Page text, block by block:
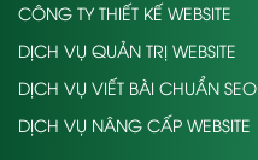
CÔNG TY THIẾT KẾ WEBSITE
DỊCH VỤ QUẢN TRỊ WEBSITE
DỊCH VỤ VIẾT BÀI CHUẨN SEO
DỊCH VỤ NÂNG CẤP WEBSITE